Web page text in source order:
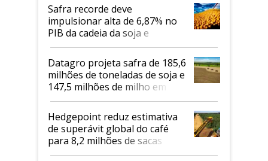
Safra recorde deve
impulsionar alta de 6,87% no
PIB da cadeia da soja e
biodiesel em 2026
Datagro projeta safra de 185,6
milhões de toneladas de soja e
147,5 milhões de milho em
2026/27
Hedgepoint reduz estimativa
de superávit global do café
para 8,2 milhões de sacas